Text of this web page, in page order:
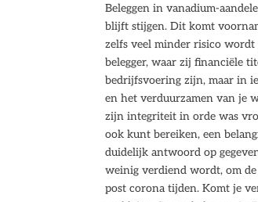
Beleggen in vanadium-
blijft stijgen. Dit komt
zelfs veel minder risico wordt
belegger, waar zij financiële
bedrijfsvoering zijn, maar in
en het verduurzamen van je
zijn integriteit in orde was
ook kunt bereiken, een
duidelijk antwoord op
weinig verdiend wordt, om
post corona tijden. Komt je